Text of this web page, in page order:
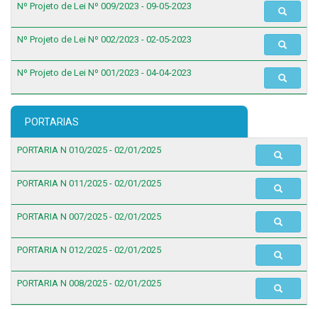
Nº Projeto de Lei Nº 009/2023 - 09-05-2023
Nº Projeto de Lei Nº 002/2023 - 02-05-2023
Nº Projeto de Lei Nº 001/2023 - 04-04-2023
PORTARIAS
PORTARIA N 010/2025 - 02/01/2025
PORTARIA N 011/2025 - 02/01/2025
PORTARIA N 007/2025 - 02/01/2025
PORTARIA N 012/2025 - 02/01/2025
PORTARIA N 008/2025 - 02/01/2025